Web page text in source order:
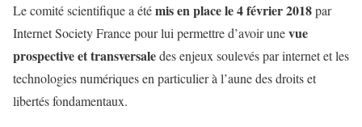
Le comité scientifique a étémis en place le 4 février 2018par
Internet Society France pour lui permettre d’avoir unevue
prospective et transversaledes enjeux soulevés par internet et les
technologies numériques en particulier à l’aune des droits et
libertés fondamentaux.